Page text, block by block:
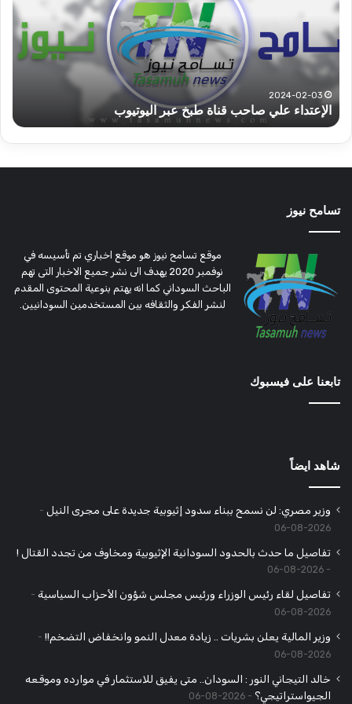
قطاع
ولاية
شرق
تؤمن
موسم
الحصاد
2022-12-08
قوات الدعم السريع قطاع ولاية شرق دارفور تؤمن موسم
الحصاد
تسامح نيوز
موقع تسامح نيوز هو موقع اخباري تم تأسيسه في
نوفمبر 2020 يهدف الى نشر جميع الاخبار التى تهم
الباحث السوداني كما انه يهتم بنوعية المحتوى المقدم
لنشر الفكر والثقافه بين المستخدمين السودانيين.
تابعنا على فيسبوك
شاهد ايضاً
وزير مصري: لن نسمح ببناء سدود إثيوبية جديدة على مجرى النيل
2026-08-06
تفاصيل ما حدث بالحدود السودانية الإثيوبية ومخاوف من تجدد القتال !
2026-08-06
تفاصيل لقاء رئيس الوزراء ورئيس مجلس شؤون الأحزاب السياسية
2026-08-06
وزير المالية يعلن بشريات .. زيادة معدل النمو وانخفاض التضخم!!
2026-08-06
خالد التيجاني النور : السودان.. متى يفيق للاستثمار في موارده وموقعه
الجيواستراتيجي؟
2026-08-06